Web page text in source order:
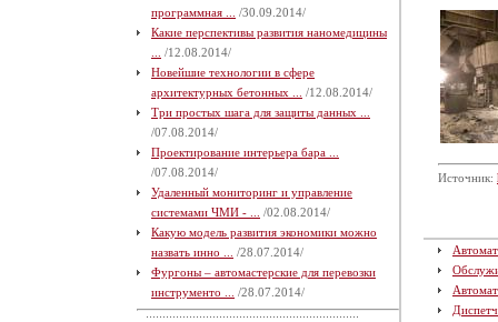
программная ...
/30.09.2014/
Какие перспективы развития наномедицины
/12.08.2014/
Новейшие технологии в сфере
архитектурных бетонных ...
/12.08.2014/
Три простых шага для защиты данных ...
/07.08.2014/
Проектирование интерьера бара ...
/07.08.2014/
Удаленный мониторинг и управление
системами ЧМИ - ...
/02.08.2014/
Какую модель развития экономики можно
назвать инно ...
/28.07.2014/
Фургоны – автомастерские для перевозки
инструменто ...
/28.07.2014/
Источник: